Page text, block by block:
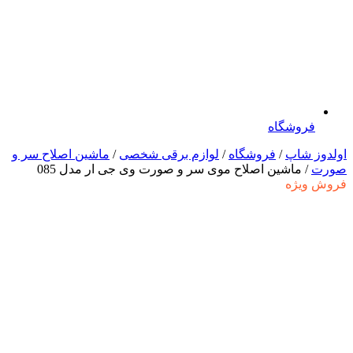
فروشگاه
اولدوز شاپ / فروشگاه / لوازم برقی شخصی / ماشین اصلاح سر و
صورت / ماشین اصلاح موی سر و صورت وی جی ار مدل 085
فروش ویژه